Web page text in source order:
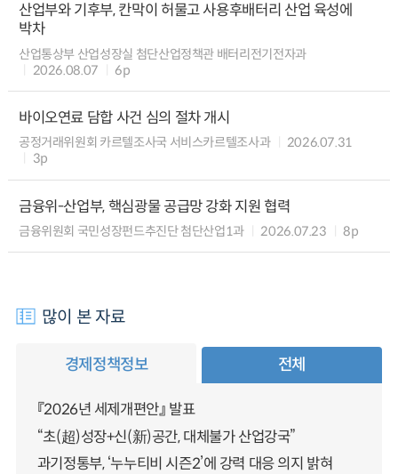
산업부와 기후부, 칸막이 허물고 사용후배터리 산업 육성에
박차
산업통상부 산업성장실 첨단산업정책관 배터리전기전자과
2026.08.07
6p
바이오연료 담합 사건 심의 절차 개시
공정거래위원회 카르텔조사국 서비스카르텔조사과
2026.07.31
3p
금융위-산업부, 핵심광물 공급망 강화 지원 협력
금융위원회 국민성장펀드추진단 첨단산업1과 2026.07.23 8p
많이 본 자료
경제정책정보 전체
『2026년 세제개편안』 발표
“초(超)성장+신(新)공간, 대체불가 산업강국”
과기정통부, ‘누누티비 시즌2’에 강력 대응 의지 밝혀